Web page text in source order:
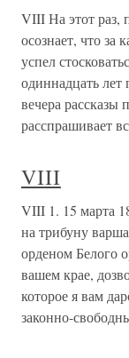
VIII На этот раз,
осознает, что за
успел
одиннадцать
вечера
расспрашивает
VIII
VIII 1. 15 марта
на трибуну
орденом Белого
вашем крае,
которое я вам
законно-